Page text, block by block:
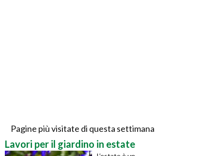
Pagine più visitate di questa settimana
Lavori per il giardino in estate